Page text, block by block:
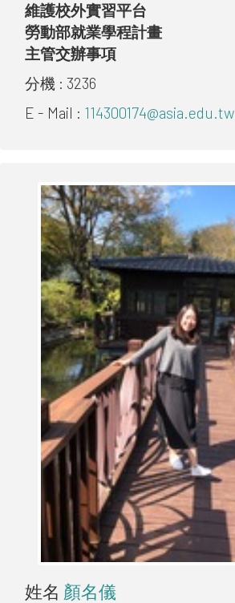
維護校外實習平台
勞動部就業學程計畫
主管交辦事項
分機 : 3236
E - Mail : 114300174@asia.edu.tw
姓名 顏名儀